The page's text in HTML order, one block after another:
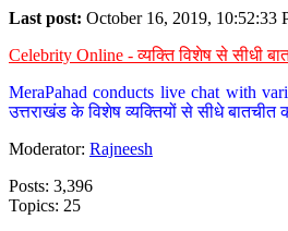
Last post: October 16, 2019, 10:52:33
Celebrity Online - व्यक्ति विशेष से सीधी
MeraPahad conducts live chat with
उत्तराखंड के विशेष व्यक्तियों से सीधे
Moderator: Rajneesh
Posts: 3,396
Topics: 25